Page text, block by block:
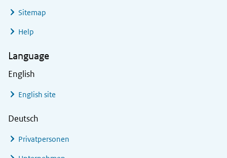
Sitemap
Help
Language
English
English site
Deutsch
Privatpersonen